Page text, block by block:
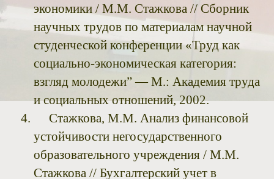
экономики / М.М. Стажкова // Сборник
научных трудов по материалам научной
студенческой конференции «Труд как
социально-экономическая категория:
взгляд молодежи” — М.: Академия труда
и социальных отношений, 2002.
Стажкова, М.М. Анализ финансовой
устойчивости негосударственного
образовательного учреждения / М.М.
Стажкова // Бухгалтерский учет в